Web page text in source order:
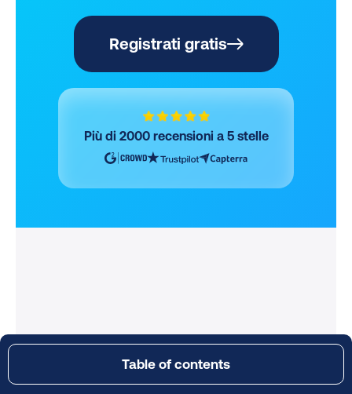
Registrati gratis
Più di 2000 recensioni a 5 stelle
Il divario alla consegna per gli acquirenti europei: cosa si
aspettano vs. cosa ricevono
Table of contents